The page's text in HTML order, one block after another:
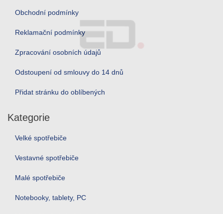
Obchodní podmínky
Reklamační podmínky
Zpracování osobních údajů
Odstoupení od smlouvy do 14 dnů
Přidat stránku do oblíbených
Kategorie
Velké spotřebiče
Vestavné spotřebiče
Malé spotřebiče
Notebooky, tablety, PC